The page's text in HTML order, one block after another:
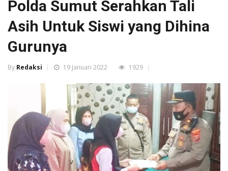
Polda Sumut Serahkan Tali
Asih Untuk Siswi yang Dihina
Gurunya
By Redaksi 19 Januari 2022 1929